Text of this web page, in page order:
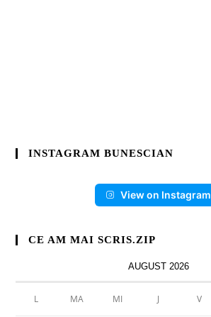
INSTAGRAM BUNESCIAN
View on Instagram
CE AM MAI SCRIS.ZIP
AUGUST 2026
L MA MI J V